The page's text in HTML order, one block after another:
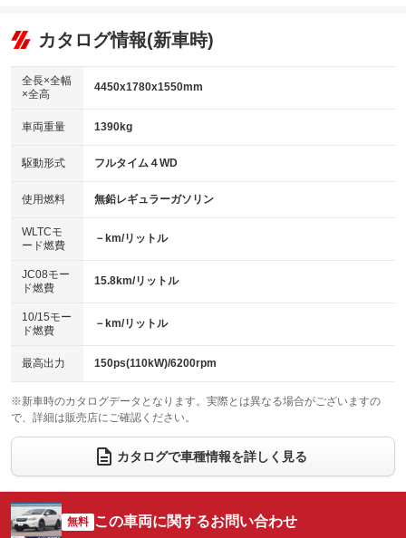
リフトアップ
：装備なし
：装備なし
パワーウィンドウ
アイドリングストップ
：装備あり
USB入力端子
：装備なし
100V電源
：装備なし
センターデフロック
：装備なし
電動格納ミラー
：装備あり
ビジュアル：-／DVD再生
：装備あり
アルミホイール：17インチ
：装備あり
HID(キセノンライト)
バックカメラ
エアロ
：装備なし
ローダウン
：装備なし
ベンチシート
：装備なし
チップアップシート
：装備なし
電動格納サードシート
：装備なし シートヒーター
：装備あり
ウォークスルー
電動リアゲート フロントカメラ
：装備なし
シートエアコン
：装備なし 全周囲カメラ
：装備なし
サイドカメラ
：装備なし ルーフレール
：装備なし
カタログ情報(新車時)
全長×全幅
×全高
4450x1780x1550mm
車両重量 1390kg
駆動形式 フルタイム４WD
使用燃料 無鉛レギュラーガソリン
WLTCモ
ード燃費
－km/リットル
JC08モー
ド燃費
15.8km/リットル
10/15モー
ド燃費
－km/リットル
最高出力 150ps(110kW)/6200rpm
※新車時のカタログデータとなります。実際とは異なる場合がございますの
で、詳細は販売店にご確認ください。
カタログで車種情報を詳しく見る
無料 この車両に関するお問い合わせ